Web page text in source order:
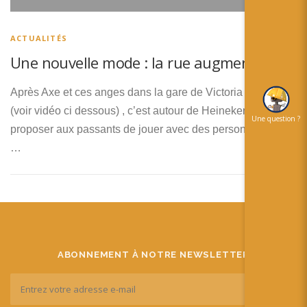
Español
ACTUALITÉS
Une nouvelle mode : la rue augmentée
Après Axe et ces anges dans la gare de Victoria à Londres
(voir vidéo ci dessous) , c’est autour de Heineken de
proposer aux passants de jouer avec des personnages sur
…
ABONNEMENT À NOTRE NEWSLETTER
Une question ?